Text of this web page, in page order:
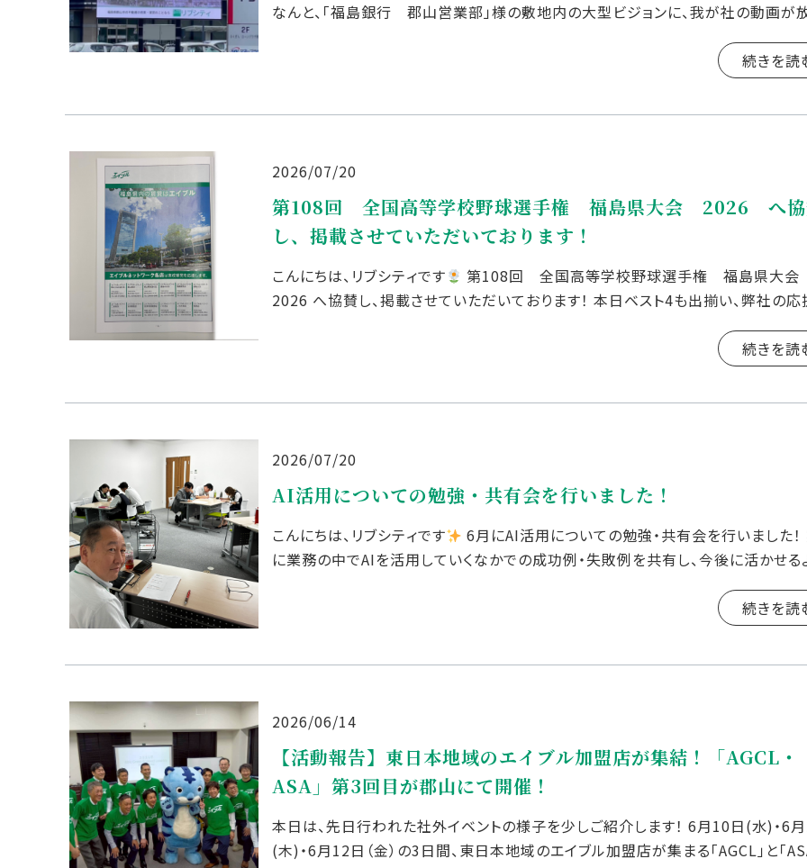
なんと、「福島銀行 郡山営業部」様の敷地内の大型ビジョンに、我が社の動画が
続きを読
2026/07/20
第108回 全国高等学校野球選手権 福島県大会 2026 へ
し、掲載させていただいております！
こんにちは、リブシティです
第108回 全国高等学校野球選手権 福島県大会
2026 へ協賛し、掲載させていただいております！ 本日ベスト4も出揃い、弊社の応
続きを読
2026/07/20
AI活用についての勉強・共有会を行いました！
こんにちは、リブシティです
6月にAI活用についての勉強・共有会を行いました
に業務の中でAIを活用していくなかでの成功例・失敗例を共有し、今後に活かせる
続きを読
2026/06/14
【活動報告】東日本地域のエイブル加盟店が集結！「AGCL・
ASA」第3回目が郡山にて開催！
本日は、先日行われた社外イベントの様子を少しご紹介します！ 6月10日(水)・6
(木)・6月12日（金）の3日間、東日本地域のエイブル加盟店が集まる「AGCL」と「